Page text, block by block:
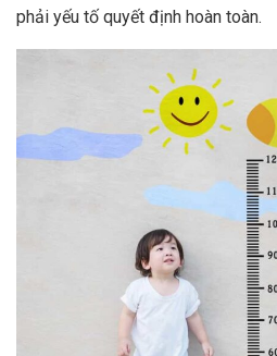
phải yếu tố quyết định hoàn toàn.